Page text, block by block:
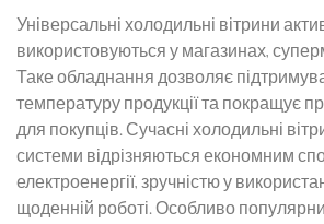
Універсальні холодильні вітрини
використовуються у магазинах,
Таке обладнання дозволяє
температуру продукції та покращує
для покупців. Сучасні холодильні
системи відрізняються економним
електроенергії, зручністю у
щоденній роботі. Особливо